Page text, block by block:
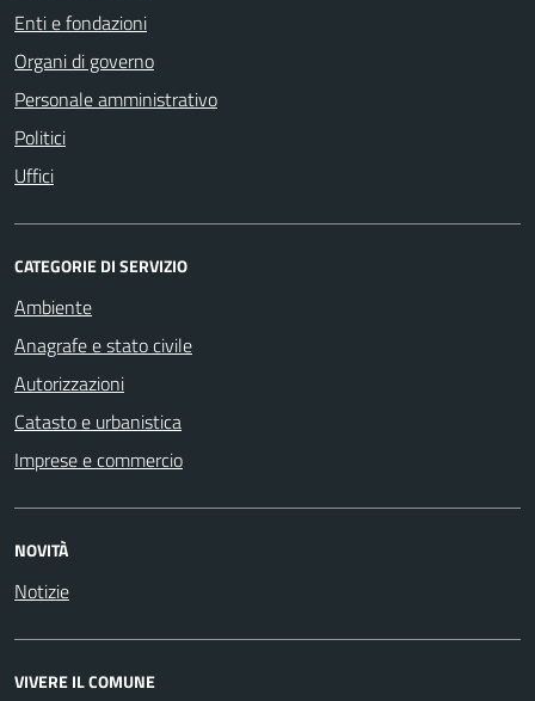
Enti e fondazioni
Organi di governo
Personale amministrativo
Politici
Uffici
CATEGORIE DI SERVIZIO
Ambiente
Anagrafe e stato civile
Autorizzazioni
Catasto e urbanistica
Imprese e commercio
NOVITÀ
Notizie
VIVERE IL COMUNE